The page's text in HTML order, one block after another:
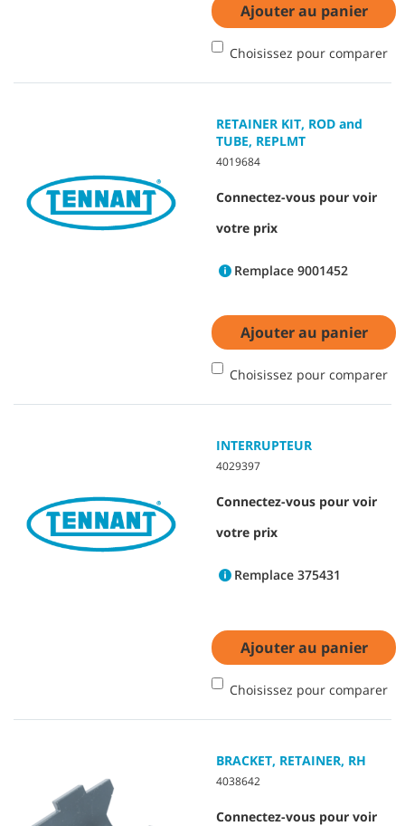
Ajouter au panier
Choisissez pour comparer
RETAINER KIT, ROD and
TUBE, REPLMT
4019684
Connectez-vous pour voir
votre prix
Remplace 9001452
Ajouter au panier
Choisissez pour comparer
INTERRUPTEUR
4029397
Connectez-vous pour voir
votre prix
Remplace 375431
Ajouter au panier
Choisissez pour comparer
BRACKET, RETAINER, RH
4038642
Connectez-vous pour voir